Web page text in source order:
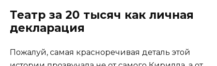
Театр за 20 тысяч как личная
декларация
Пожалуй, самая красноречивая деталь этой